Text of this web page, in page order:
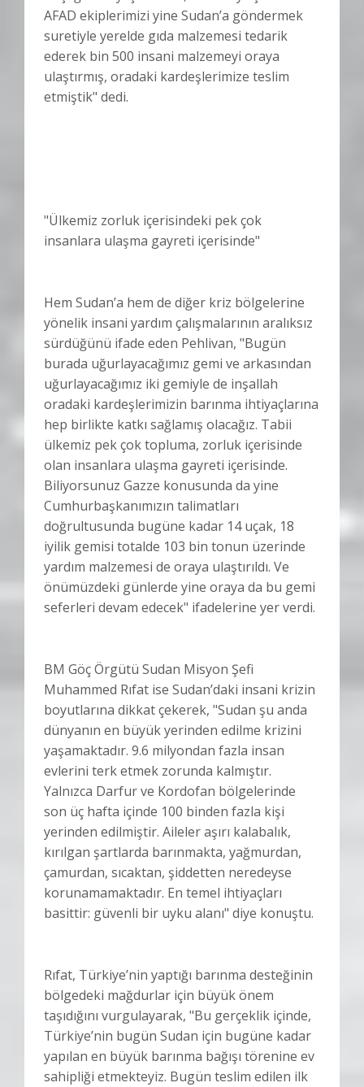
AFAD ekiplerimizi yine Sudan’a göndermek
suretiyle yerelde gıda malzemesi tedarik
ederek bin 500 insani malzemeyi oraya
ulaştırmış, oradaki kardeşlerimize teslim
etmiştik" dedi.
"Ülkemiz zorluk içerisindeki pek çok
insanlara ulaşma gayreti içerisinde"
Hem Sudan’a hem de diğer kriz bölgelerine
yönelik insani yardım çalışmalarının aralıksız
sürdüğünü ifade eden Pehlivan, "Bugün
burada uğurlayacağımız gemi ve arkasından
uğurlayacağımız iki gemiyle de inşallah
oradaki kardeşlerimizin barınma ihtiyaçlarına
hep birlikte katkı sağlamış olacağız. Tabii
ülkemiz pek çok topluma, zorluk içerisinde
olan insanlara ulaşma gayreti içerisinde.
Biliyorsunuz Gazze konusunda da yine
Cumhurbaşkanımızın talimatları
doğrultusunda bugüne kadar 14 uçak, 18
iyilik gemisi totalde 103 bin tonun üzerinde
yardım malzemesi de oraya ulaştırıldı. Ve
önümüzdeki günlerde yine oraya da bu gemi
seferleri devam edecek" ifadelerine yer verdi.
BM Göç Örgütü Sudan Misyon Şefi
Muhammed Rıfat ise Sudan’daki insani krizin
boyutlarına dikkat çekerek, "Sudan şu anda
dünyanın en büyük yerinden edilme krizini
yaşamaktadır. 9.6 milyondan fazla insan
evlerini terk etmek zorunda kalmıştır.
Yalnızca Darfur ve Kordofan bölgelerinde
son üç hafta içinde 100 binden fazla kişi
yerinden edilmiştir. Aileler aşırı kalabalık,
kırılgan şartlarda barınmakta, yağmurdan,
çamurdan, sıcaktan, şiddetten neredeyse
korunamamaktadır. En temel ihtiyaçları
basittir: güvenli bir uyku alanı" diye konuştu.
Rıfat, Türkiye’nin yaptığı barınma desteğinin
bölgedeki mağdurlar için büyük önem
taşıdığını vurgulayarak, "Bu gerçeklik içinde,
Türkiye’nin bugün Sudan için bugüne kadar
yapılan en büyük barınma bağışı törenine ev
sahipliği etmekteyiz. Bugün teslim edilen ilk